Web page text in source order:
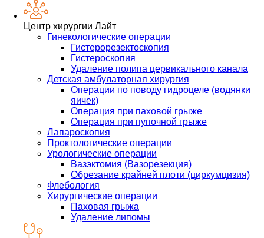
Центр хирургии Лайт
Гинекологические операции
Гистерорезектоскопия
Гистероскопия
Удаление полипа цервикального канала
Детская амбулаторная хирургия
Операции по поводу гидроцеле (водянки
яичек)
Операция при паховой грыже
Операция при пупочной грыже
Лапароскопия
Проктологические операции
Урологические операции
Вазэктомия (Вазорезекция)
Обрезание крайней плоти (циркумцизия)
Флебология
Хирургические операции
Паховая грыжа
Удаление липомы